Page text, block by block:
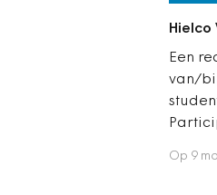
Hielco
Een
van/
Op 9